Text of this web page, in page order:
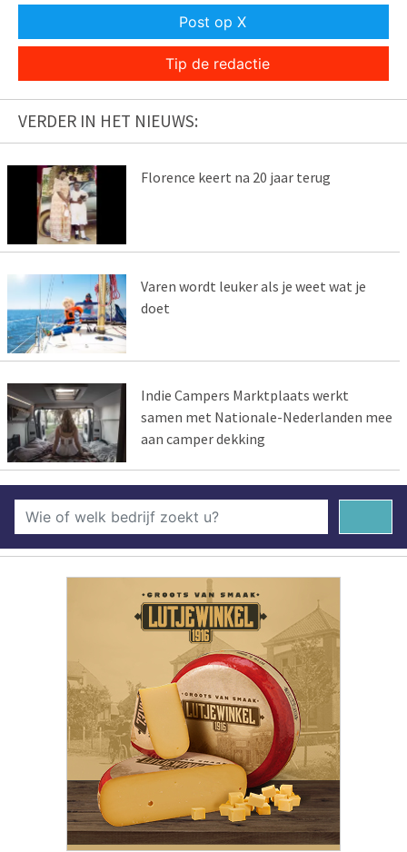
Post op X
Tip de redactie
VERDER IN HET NIEUWS:
Florence keert na 20 jaar terug
Varen wordt leuker als je weet wat je
doet
Indie Campers Marktplaats werkt
samen met Nationale-Nederlanden mee
aan camper dekking